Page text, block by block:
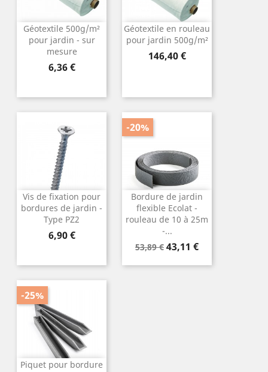
Géotextile 500g/m²
pour jardin - sur
mesure
Prix
6,36 €
Géotextile en rouleau
pour jardin 500g/m²
Prix
146,40 €
Vis de fixation pour
bordures de jardin -
Type PZ2
Prix
6,90 €
Bordure de jardin
flexible Ecolat -
rouleau de 10 à 25m
-...
Prix
base
53,89 € Prix
43,11 €
-20%
Piquet pour bordure
-25%